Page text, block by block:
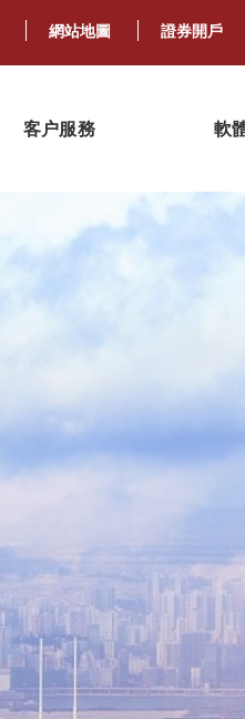
網站地圖 證券開戶
客户服務 軟